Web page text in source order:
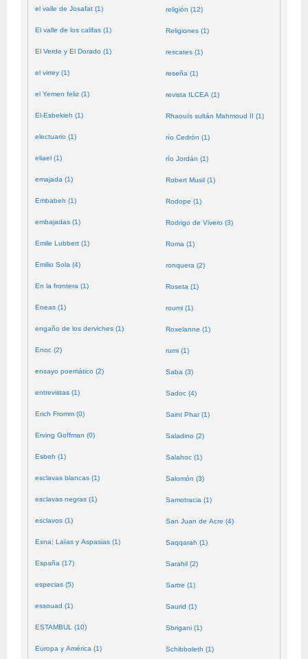
el valle de Josafat (1)
El valle de los califas (1)
El Verde y El Dorado (1)
el virrey (1)
el Yemen feliz (1)
El-Esbekieh (1)
electuario (1)
eliael (1)
emajada (1)
Embabeh (1)
embajadas (1)
Emile Lubbert (1)
Emilio Sola (4)
En la frontera (1)
Eneas (1)
engaño de los derviches (1)
Enoc (2)
ensayo poemático (2)
entrevistas (1)
Erich Fromm (0)
Erving Goffman (0)
Esbeh (1)
esclavas blancas (1)
esclavas negras (1)
esclavos (1)
Esna; Laïas y Aspasias (1)
España (17)
especias (5)
essouad (1)
ESTAMBUL (10)
Europa y América (1)
religión (12)
Religiones (1)
rescates (1)
reseña (1)
revista ILCEA (1)
Rhaouïs sultán Mahmoud II (1)
río Cedrón (1)
río Jordán (1)
Robert Musil (1)
Rodope (1)
Rodrigo de Vivero (3)
Roma (1)
ronquera (2)
Roseta (1)
roumi (1)
Roxelanne (1)
rumi (1)
Saba (3)
Sadoc (4)
Saint Phar (1)
Saladino (2)
Salahoc (1)
Salomón (3)
Samotracia (1)
San Juan de Acre (4)
Saqqarah (1)
Sarahil (2)
Sartre (1)
Saurid (1)
Sbrigani (1)
Schibboleth (1)